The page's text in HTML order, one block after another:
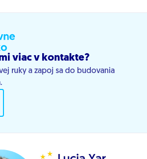
viac v kontakte?
ruky a zapoj sa do budovania